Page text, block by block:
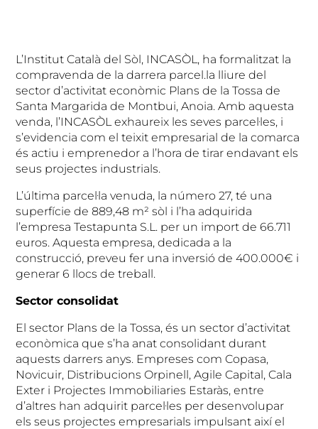
L’Institut Català del Sòl, INCASÒL, ha formalitzat la
compravenda de la darrera parcel.la lliure del
sector d’activitat econòmic Plans de la Tossa de
Santa Margarida de Montbui, Anoia. Amb aquesta
venda, l’INCASÒL exhaureix les seves parcel·les, i
s’evidencia com el teixit empresarial de la comarca
és actiu i emprenedor a l’hora de tirar endavant els
seus projectes industrials.
L’última parcel·la venuda, la número 27, té una
superfície de 889,48 m² sòl i l’ha adquirida
l’empresa Testapunta S.L. per un import de 66.711
euros. Aquesta empresa, dedicada a la
construcció, preveu fer una inversió de 400.000€ i
generar 6 llocs de treball.
Sector consolidat
El sector Plans de la Tossa, és un sector d’activitat
econòmica que s’ha anat consolidant durant
aquests darrers anys. Empreses com Copasa,
Novicuir, Distribucions Orpinell, Agile Capital, Cala
Exter i Projectes Immobiliaries Estaràs, entre
d’altres han adquirit parcel·les per desenvolupar
els seus projectes empresarials impulsant així el